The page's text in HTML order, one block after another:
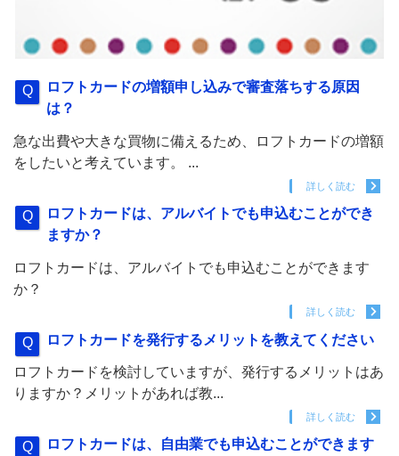
ロフトカードの増額申し込みで審査落ちする原因
は？
急な出費や大きな買物に備えるため、ロフトカードの増額
をしたいと考えています。 ...
詳しく読む
ロフトカードは、アルバイトでも申込むことができ
ますか？
ロフトカードは、アルバイトでも申込むことができます
か？
詳しく読む
ロフトカードを発行するメリットを教えてください
ロフトカードを検討していますが、発行するメリットはあ
りますか？メリットがあれば教...
詳しく読む
ロフトカードは、自由業でも申込むことができます